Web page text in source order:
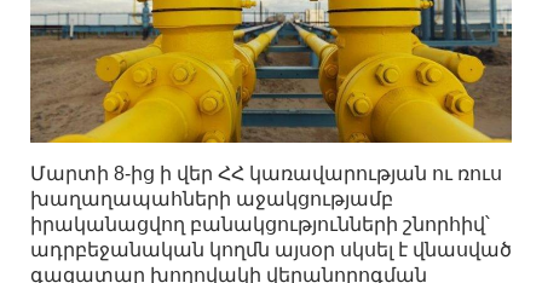
Մարտի 8-ից ի վեր ՀՀ կառավարության ու ռուս
խաղաղապահների աջակցությամբ
իրականացվող բանակցությունների շնորհիվ՝
ադրբեջանական կողմն այսօր սկսել է վնասված
գազատար խողովակի վերանորոգման